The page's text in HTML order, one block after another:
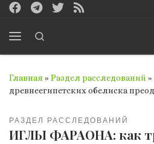
Перейти к содержимому
Главная » Раздел расследований »
древнеегипетских обелиска
РАЗДЕЛ РАССЛЕДОВАНИЙ
ИГЛЫ ФАРАОНА: как